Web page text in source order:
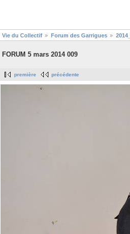
Vie du Collectif Forum des Garrigues
FORUM 5 mars 2014 009
première précédente